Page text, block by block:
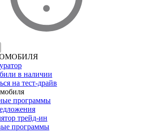
в наличии
на тест-драйв
программы
трейд-ин
программы